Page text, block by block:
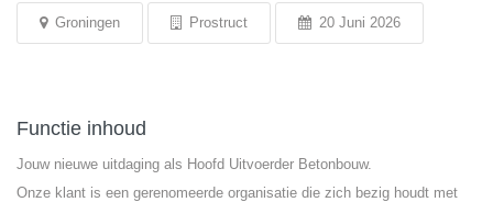
Groningen Prostruct 20 Juni 2026
Functie inhoud
Jouw nieuwe uitdaging als Hoofd Uitvoerder Betonbouw.
Onze klant is een gerenomeerde organisatie die zich bezig houdt met